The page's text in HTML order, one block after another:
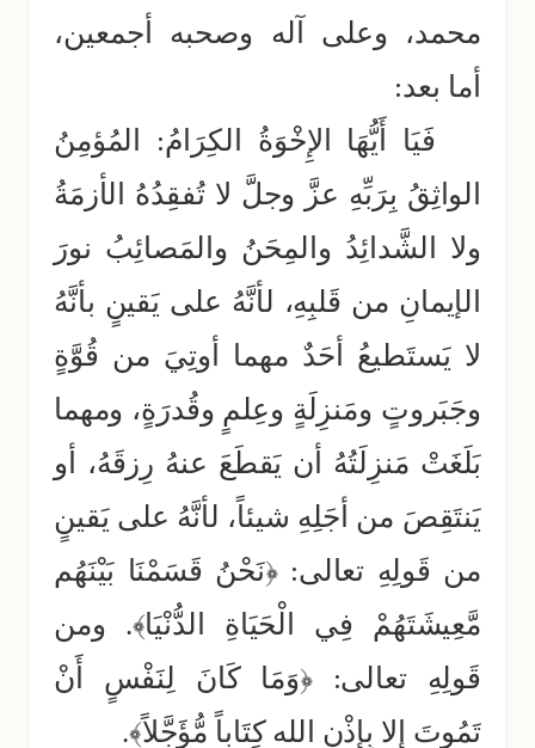
محمد، وعلى آله وصحبه أجمعين،
أما بعد:
فَيَا أَيُّهَا الإِخْوَةُ الكِرَامُ:
المُؤمِنُ
الواثِقُ بِرَبِّهِ عزَّ وجلَّ لا تُفقِدُهُ الأزمَةُ
ولا الشَّدائِدُ والمِحَنُ والمَصائِبُ نورَ
الإيمانِ من قَلبِهِ، لأنَّهُ على يَقينٍ بأنَّهُ
لا يَستَطيعُ أحَدٌ مهما أوتِيَ من قُوَّةٍ
وجَبَروتٍ ومَنزِلَةٍ وعِلمٍ وقُدرَةٍ، ومهما
بَلَغَتْ مَنزِلَتُهُ أن يَقطَعَ عنهُ رِزقَهُ، أو
يَنتَقِصَ من أجَلِهِ شيئاً، لأنَّهُ على يَقينٍ
من قَولِهِ تعالى: ﴿نَحْنُ قَسَمْنَا بَيْنَهُم
مَّعِيشَتَهُمْ فِي الْحَيَاةِ الدُّنْيَا﴾. ومن
قَولِهِ تعالى: ﴿وَمَا كَانَ لِنَفْسٍ أَنْ
تَمُوتَ إِلا بِإِذْنِ الله كِتَاباً مُّؤَجَّلاً﴾.